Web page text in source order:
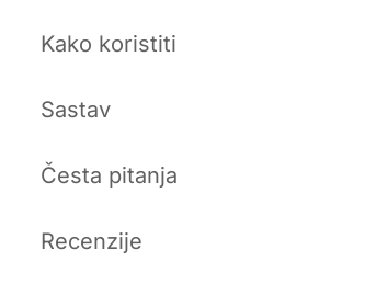
Kako koristiti
Sastav
Česta pitanja
Recenzije